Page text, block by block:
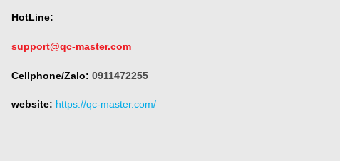
HotLine:
support@qc-master.com
Cellphone/Zalo: 0911472255
website: https://qc-master.com/